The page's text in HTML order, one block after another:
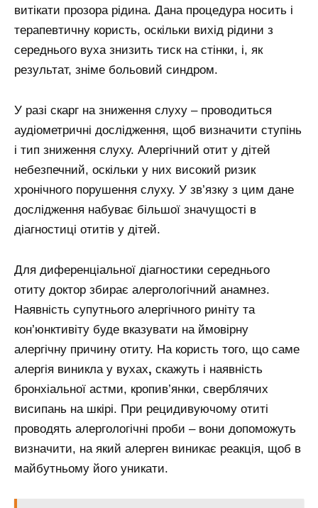
витікати прозора рідина. Дана процедура носить і
терапевтичну користь, оскільки вихід рідини з
середнього вуха знизить тиск на стінки, і, як
результат, зніме больовий синдром.
У разі скарг на зниження слуху – проводиться
аудіометричні дослідження, щоб визначити ступінь
і тип зниження слуху. Алергічний отит у дітей
небезпечний, оскільки у них високий ризик
хронічного порушення слуху. У зв’язку з цим дане
дослідження набуває більшої значущості в
діагностиці отитів у дітей.
Для диференціальної діагностики середнього
отиту доктор збирає алергологічний анамнез.
Наявність супутнього алергічного риніту та
кон’юнктивіту буде вказувати на ймовірну
алергічну причину отиту. На користь того, що саме
алергія виникла у вухах, скажуть і наявність
бронхіальної астми, кропив’янки, сверблячих
висипань на шкірі. При рецидивуючому отиті
проводять алергологічні проби – вони допоможуть
визначити, на який алерген виникає реакція, щоб в
майбутньому його уникати.